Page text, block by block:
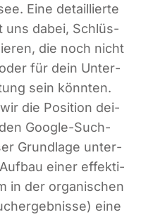
Eine detail­lier­te
uns dabei, Schlüs­
die noch nicht
für dein Unter­
sein könn­ten.
die Posi­ti­on dei­
Goog­le-Such­
Grund­la­ge unter­
einer effek­ti­
in der orga­ni­schen
eine